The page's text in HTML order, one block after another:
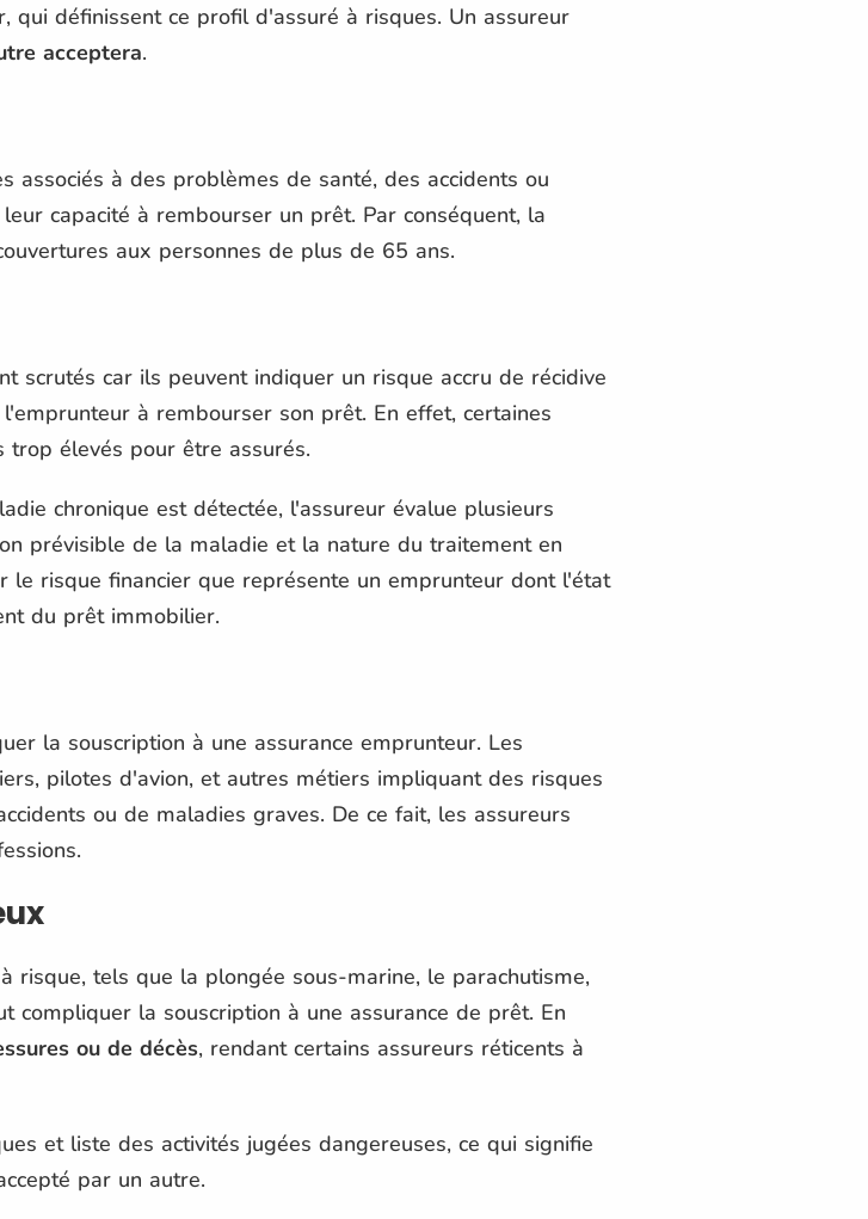
qui définissent ce profil d'assuré à risques. Un assureur
acceptera.
associés à des problèmes de santé, des accidents ou
capacité à rembourser un prêt. Par conséquent, la
aux personnes de plus de 65 ans.
scrutés car ils peuvent indiquer un risque accru de récidive
à rembourser son prêt. En effet, certaines
trop élevés pour être assurés.
chronique est détectée, l'assureur évalue plusieurs
prévisible de la maladie et la nature du traitement en
le risque financier que représente un emprunteur dont l'état
du prêt immobilier.
la souscription à une assurance emprunteur. Les
pilotes d'avion, et autres métiers impliquant des risques
ou de maladies graves. De ce fait, les assureurs
risque, tels que la plongée sous-marine, le parachutisme,
compliquer la souscription à une assurance de prêt. En
ou de décès, rendant certains assureurs réticents à
et liste des activités jugées dangereuses, ce qui signifie
par un autre.